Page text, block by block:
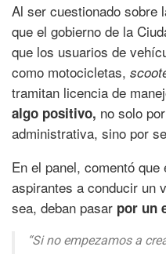
Al ser cuestionado sobre
que el gobierno de la
que los usuarios de
como motocicletas,
tramitan licencia de
algo positivo, no solo
administrativa, sino por
En el panel, comentó
aspirantes a conducir un
sea, deban pasar por un
“Si no empezamos a